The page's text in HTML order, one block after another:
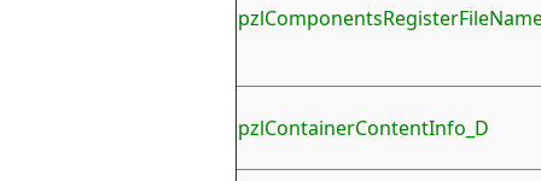
pzlContainerContentInfo_D